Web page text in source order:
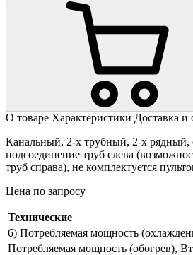
О товаре Характеристики Доставка и
Канальный, 2-х трубный, 2-х рядный,
подсоединение труб слева
труб справа), не комплектуется
Цена по запросу
Технические
6) Потребляемая мощность
Потребляемая мощность (обогрев), Вт